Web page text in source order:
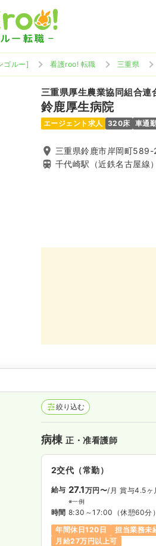
ゴルー] 看護roo! 転職 三重県
三重県厚生農業協同組合連
鈴鹿厚生病院
エージェント求人 320床 車通
三重県鈴鹿市岸岡町589-
千代崎駅（近鉄名古屋線）
絞り込む
病棟正・准看護師
2交代（常勤）
給与 27.1万円〜/月 賞与4.5ヶ
※一例
時間 8:30～17:00 （休憩60分）
年間休日120日
担当業務未
月給27万円以上可